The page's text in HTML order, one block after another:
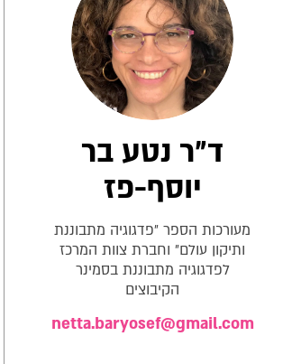
ד״ר נטע בר
יוסף-פז
מעורכות הספר ״פדגוגיה מתבוננת
ותיקון עולם״ וחברת צוות המרכז
לפדגוגיה מתבוננת בסמינר
הקיבוצים
netta.baryosef@gmail.com